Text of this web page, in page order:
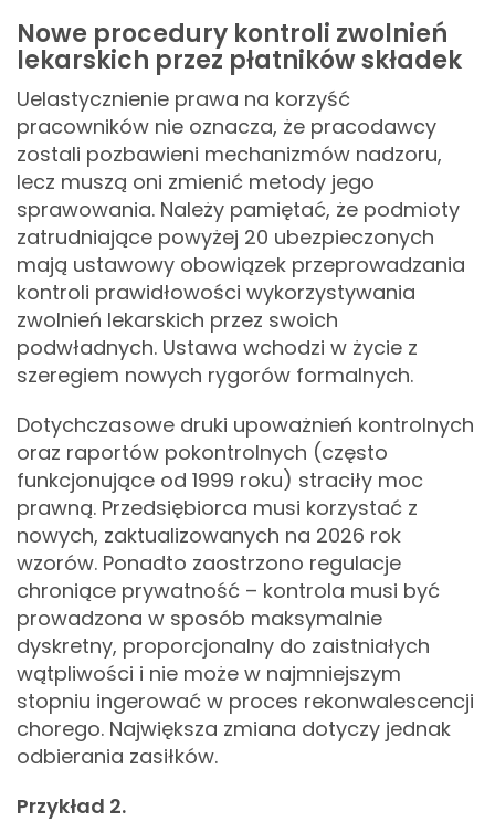
Nowe procedury kontroli zwolnień
lekarskich przez płatników składek
Uelastycznienie prawa na korzyść
pracowników nie oznacza, że pracodawcy
zostali pozbawieni mechanizmów nadzoru,
lecz muszą oni zmienić metody jego
sprawowania. Należy pamiętać, że podmioty
zatrudniające powyżej 20 ubezpieczonych
mają ustawowy obowiązek przeprowadzania
kontroli prawidłowości wykorzystywania
zwolnień lekarskich przez swoich
podwładnych. Ustawa wchodzi w życie z
szeregiem nowych rygorów formalnych.
Dotychczasowe druki upoważnień kontrolnych
oraz raportów pokontrolnych (często
funkcjonujące od 1999 roku) straciły moc
prawną. Przedsiębiorca musi korzystać z
nowych, zaktualizowanych na 2026 rok
wzorów. Ponadto zaostrzono regulacje
chroniące prywatność – kontrola musi być
prowadzona w sposób maksymalnie
dyskretny, proporcjonalny do zaistniałych
wątpliwości i nie może w najmniejszym
stopniu ingerować w proces rekonwalescencji
chorego. Największa zmiana dotyczy jednak
odbierania zasiłków.
Przykład 2.